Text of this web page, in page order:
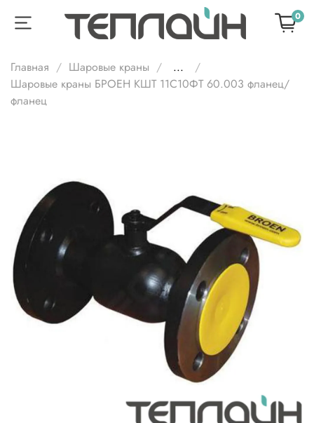
0
Главная Шаровые краны
...
Шаровые краны БРОЕН КШТ 11С10ФТ 60.003 фланец/
фланец